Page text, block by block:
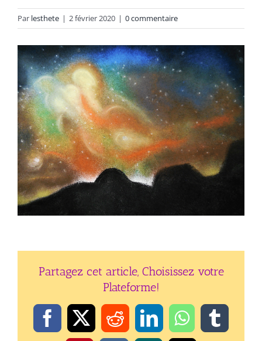
Par lesthete | 2 février 2020 | 0 commentaire
Partagez cet article, Choisissez votre
Plateforme!
Facebook
X RedditLinkedInWhatsApp